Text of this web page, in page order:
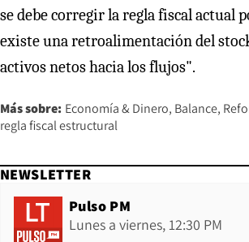
se debe corregir la regla fiscal actual
existe una retroalimentación del
activos netos hacia los flujos".
Más sobre: Economía & Dinero Balance
regla fiscal estructural
NEWSLETTER
Pulso PM
Lunes a viernes, 12:30 PM